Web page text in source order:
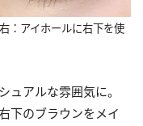
：アイホールに右下を使
ュアルな雰囲気に。
下のブラウンをメイ